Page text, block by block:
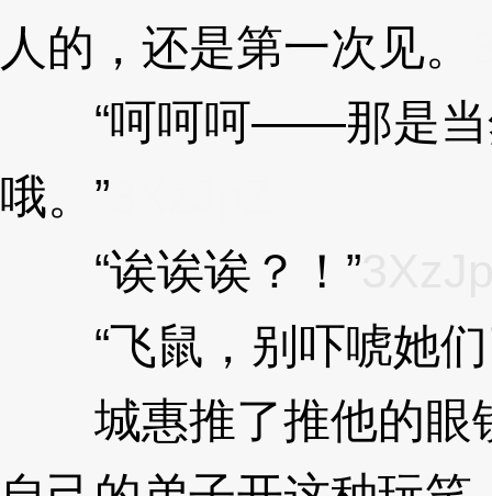
人的，还是第一次见。
“呵呵呵——那是当
哦。”
“诶诶诶？！”
“飞鼠，别吓唬她们
城惠推了推他的眼